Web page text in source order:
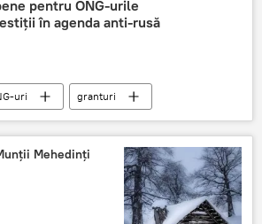
pentru ONG-urile
în agenda anti-rusă
uri granturi
Mehedinți